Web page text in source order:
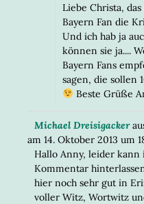
Liebe Christa,
Bayern Fan die
Und ich hab ja
können sie ja....
Bayern Fans
sagen, die sollen
Beste Grüße
Michael Dreisigacker
am 14. Oktober 2013 um
Hallo Anny, leider
Kommentar
hier noch sehr gut in
voller Witz, Wortwitz